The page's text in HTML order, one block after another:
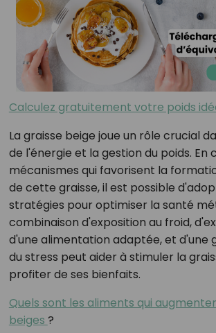
Calculez gratuitement votre poids
La graisse beige joue un rôle crucial
de l'énergie et la gestion du poids. En
mécanismes qui favorisent la
de cette graisse, il est possible
stratégies pour optimiser la santé
combinaison d'exposition au froid,
d'une alimentation adaptée, et d'une
du stress peut aider à stimuler la
profiter de ses bienfaits.
Quels sont les aliments qui
beiges ?